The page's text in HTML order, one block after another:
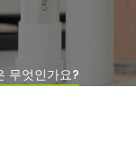
무엇인가요?